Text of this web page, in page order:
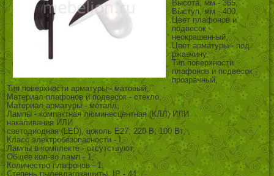
Высота, мм - 365,
Выступ, мм - 400,
Цвет плафонов и
подвесок -
неокрашенный,
Цвет арматуры - под
ржавчину,
Тип поверхности
плафонов и подвесок -
прозрачный,
Тип поверхности арматуры - матовый,
Материал плафонов и подвесок - стекло,
Материал арматуры - металл,
Лампы - компактная люминесцентная (КЛЛ) ИЛИ
накаливания ИЛИ
светодиодная (LED), цоколь E27; 220 В; 100 Вт, ,
Класс электробезопасности - I,
Лампы в комплекте - отсутствуют,
Общее кол-во ламп - 1,
Количество плафонов - 1,
Степень пылевлагозащиты, IP - 44,